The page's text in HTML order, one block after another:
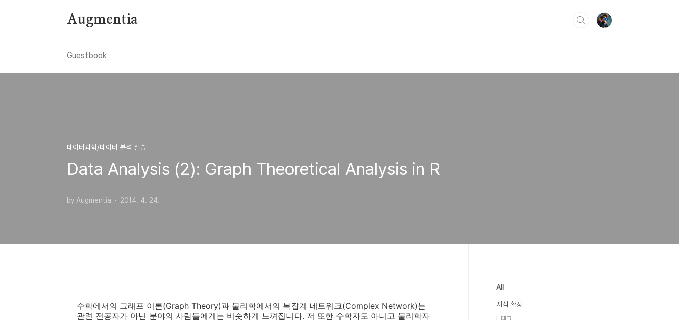
Augmentia
Guestbook
데이터과학/데이터 분석 실습
Data Analysis (2): Graph Theoretical Analysis in R
by Augmentia 2014. 4. 24.
수학에서의 그래프 이론(Graph Theory)과 물리학에서의 복잡계 네트워크(Complex Network)는
관련 전공자가 아닌 분야의 사람들에게는 비슷하게 느껴집니다. 저 또한 수학자도 아니고 물리학자
All
지식 확장